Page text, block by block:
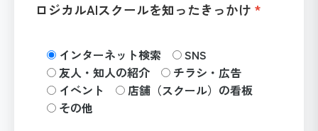
ロジカルAIスクールを知ったきっかけ
インターネット検索
SNS
友人・知人の紹介
チラシ・広告
イベント
店舗（スクール）の看板
その他